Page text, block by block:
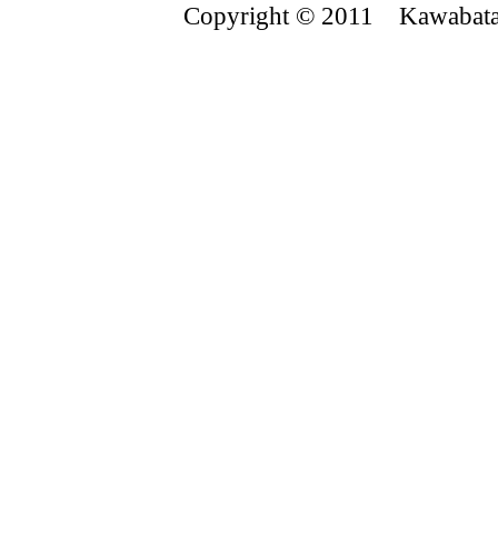
Copyright © 2011